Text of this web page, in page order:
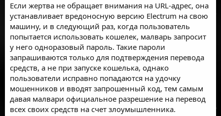
Если жертва не обращает внимания на URL-адрес, она
устанавливает вредоносную версию Electrum на свою
машину, и в следующий раз, когда пользователь
попытается использовать кошелек, малварь запросит
у него одноразовый пароль. Такие пароли
запрашиваются только для подтверждения перевода
средств, а не при запуске кошелька, однако
пользователи исправно попадаются на удочку
мошенников и вводят запрошенный код, тем самым
давая малвари официальное разрешение на перевод
всех своих средств на счет злоумышленника.